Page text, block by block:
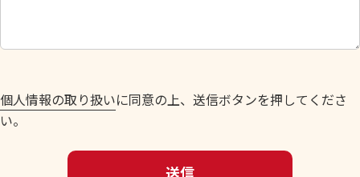
だ
い
。
個人情報の取り扱いに同意の上、送信ボタンを押してくださ
い。